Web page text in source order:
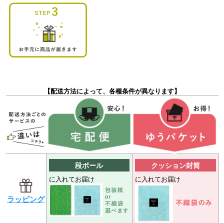
【配送方法によって、各種条件が異なります】
ラッピング
段ボール
に入れてお届け
クッション封筒
に入れてお届け